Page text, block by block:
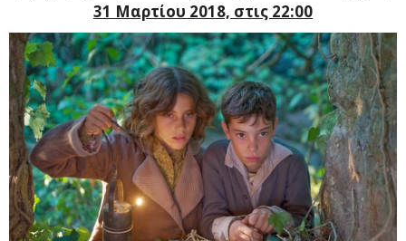
31 Μαρτίου 2018, στις 22:00